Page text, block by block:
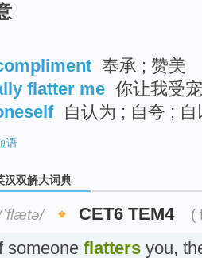
奉承 ; 赞美
flatter me 你让我受
自认为 ; 自夸 ;
语
汉双解大词典
CET6 TEM4 (
someone flatters you,